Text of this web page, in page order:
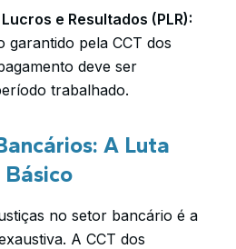
e Resultados (PLR):
garantido pela CCT dos
deve ser
trabalhado.
A Luta
no setor bancário é a
A CCT dos